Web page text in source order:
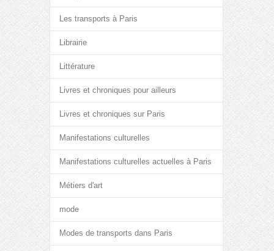
Les transports à Paris
Librairie
Littérature
Livres et chroniques pour ailleurs
Livres et chroniques sur Paris
Manifestations culturelles
Manifestations culturelles actuelles à Paris
Métiers d'art
mode
Modes de transports dans Paris